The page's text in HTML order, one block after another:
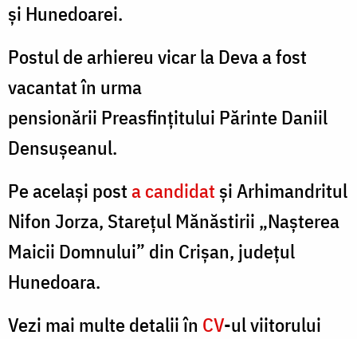
și Hunedoarei.
Postul de arhiereu vicar la Deva a fost
vacantat în urma
pensionării Preasfinţitului Părinte Daniil
Densușeanul.
Pe același posta candidatși Arhimandritul
Nifon Jorza, Starețul Mănăstirii „Nașterea
Maicii Domnului” din Crişan, județul
Hunedoara.
Vezi mai multe detalii în CV-ul viitorului